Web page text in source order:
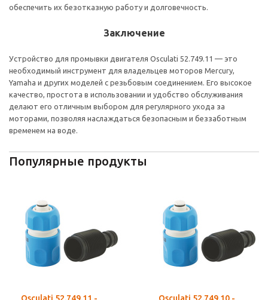
обеспечить их безотказную работу и долговечность.
Заключение
Устройство для промывки двигателя Osculati 52.749.11 — это
необходимый инструмент для владельцев моторов Mercury,
Yamaha и других моделей с резьбовым соединением. Его высокое
качество, простота в использовании и удобство обслуживания
делают его отличным выбором для регулярного ухода за
моторами, позволяя наслаждаться безопасным и беззаботным
временем на воде.
Популярные продукты